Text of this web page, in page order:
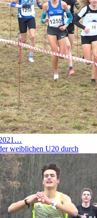
2021…
weiblichen U20 durch